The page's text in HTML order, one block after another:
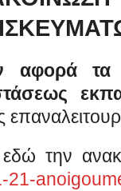
αφορά τα
εδώ την
21-